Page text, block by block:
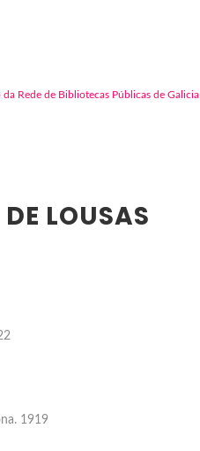
Rede de Bibliotecas Públicas de Galicia
LOUSAS
1919